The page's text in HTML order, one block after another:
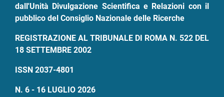
dall'Unità Divulgazione Scientifica e Relazioni con il
pubblico del Consiglio Nazionale delle Ricerche
REGISTRAZIONE AL TRIBUNALE DI ROMA N. 522 DEL
18 SETTEMBRE 2002
ISSN 2037-4801
N. 6 - 16 LUGLIO 2026